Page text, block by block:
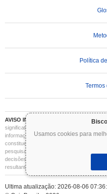
Usamos cookies para
Política
Termos
AVISO IMPORTANTE:
As criptomoedas
significativos. Você pode perder parte ou
informações no Coinpaprika são
constituem aconselhamento financeiro ou
pesquisa (DYOR) e consulte um consultor
decisões de investimento. O Coinpaprika
resultantes do uso dessas informações.
Ultima atualização: 2026-08-06